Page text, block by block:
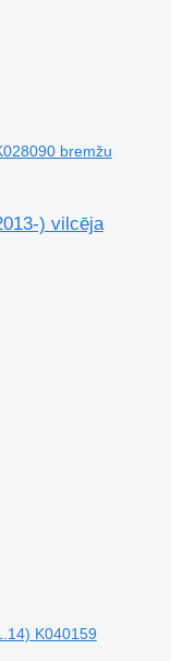
bremžu
) vilcēja
K040159